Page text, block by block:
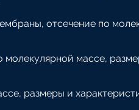
отсечение по
массе,
размеры и